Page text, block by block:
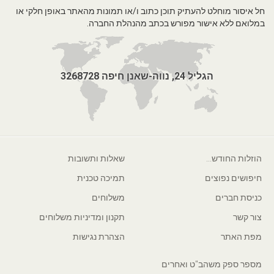
חל איסור מוחלט להעתיק תוכן כתוב ו/או תמונות מהאתר באופן חלקי או
במלואם ללא אישור מפורש בכתב מהנהלת החברה.
הגליל 24, נווה-שאנן חיפה 3268728
הוזלות החודש...
חיפושים נפוצים
כניסת חברים
צור קשר
מפת האתר
שאלות ותשובות
תמיכה טכנית
משלוחים
תקנון ומדיניות משלוחים
הצהרת נגישות
מספר ספק משהב"ט ואחרים